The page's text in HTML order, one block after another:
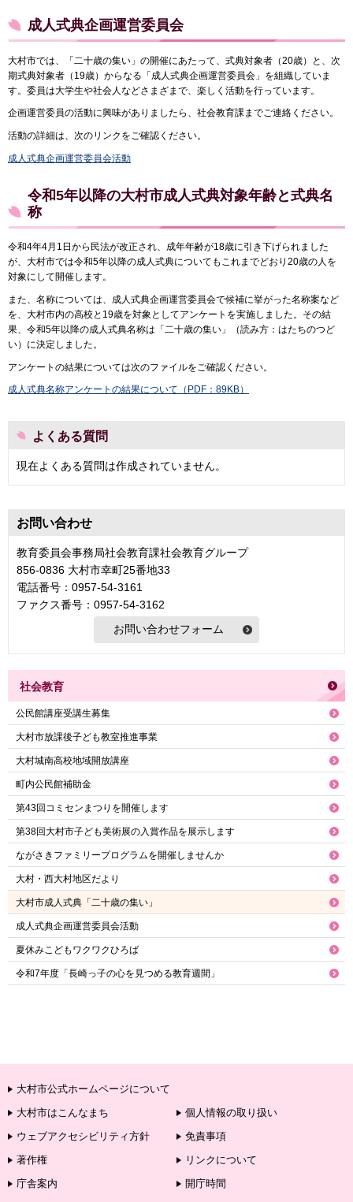
成人式典企画運営委員会
大村市では、「二十歳の集い」の開催にあたって、式典対象者（20歳）と、次
期式典対象者（19歳）からなる「成人式典企画運営委員会」を組織していま
す。委員は大学生や社会人などさまざまで、楽しく活動を行っています。
企画運営委員の活動に興味がありましたら、社会教育課までご連絡ください。
活動の詳細は、次のリンクをご確認ください。
成人式典企画運営委員会活動
令和5年以降の大村市成人式典対象年齢と式典名
称
令和4年4月1日から民法が改正され、成年年齢が18歳に引き下げられました
が、大村市では令和5年以降の成人式典についてもこれまでどおり20歳の人を
対象にして開催します。
また、名称については、成人式典企画運営委員会で候補に挙がった名称案など
を、大村市内の高校と19歳を対象としてアンケートを実施しました。その結
果、令和5年以降の成人式典名称は「二十歳の集い」（読み方：はたちのつど
い）に決定しました。
アンケートの結果については次のファイルをご確認ください。
成人式典名称アンケートの結果について（PDF：89KB）
よくある質問
現在よくある質問は作成されていません。
お問い合わせ
教育委員会事務局社会教育課社会教育グループ
856-0836 大村市幸町25番地33
電話番号：0957-54-3161
ファクス番号：0957-54-3162
社会教育
公民館講座受講生募集
大村市放課後子ども教室推進事業
大村城南高校地域開放講座
町内公民館補助金
第43回コミセンまつりを開催します
第38回大村市子ども美術展の入賞作品を展示します
ながさきファミリープログラムを開催しませんか
大村・西大村地区だより
大村市成人式典「二十歳の集い」
成人式典企画運営委員会活動
夏休みこどもワクワクひろば
令和7年度「長崎っ子の心を見つめる教育週間」
大村市公式ホームページについて
大村市はこんなまち
個人情報の取り扱い
ウェブアクセシビリティ方針
免責事項
著作権
リンクについて
庁舎案内
開庁時間